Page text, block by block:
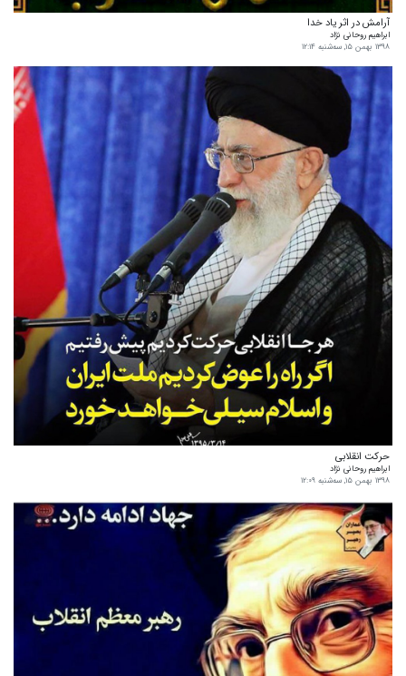
آرامش در اثر یاد خدا
ابراهیم روحانی نژاد
۱۳۹۸ بهمن ۱۵, سه‌شنبه ۱۲:۱۴
حرکت انقلابی
ابراهیم روحانی نژاد
۱۳۹۸ بهمن ۱۵, سه‌شنبه ۱۲:۰۹